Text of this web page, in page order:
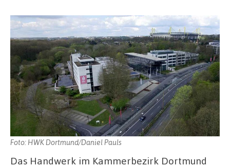
Foto: HWK Dortmund/Daniel Pauls
Das Handwerk im Kammerbezirk Dortmund